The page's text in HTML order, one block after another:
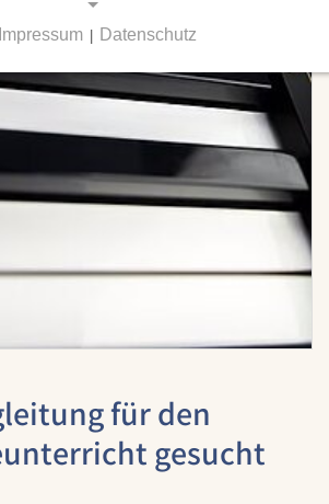
für den
gesucht
ermöglichen grundlegende
sind für die einwandfreie Funktion
Cookie
Impressum Datenschutz